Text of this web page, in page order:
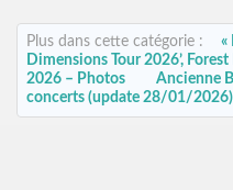
Plus dans cette catégorie :
«
Dimensions Tour 2026’,
2026 – Photos
Ancienne
concerts (update 28/01/2026)